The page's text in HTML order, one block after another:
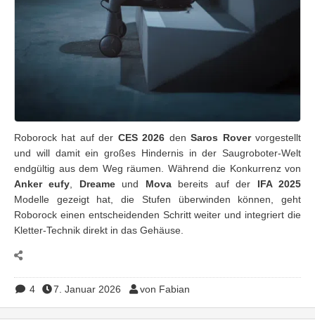
Roborock hat auf der CES 2026 denSaros Rovervorgestellt
und will damit ein großes Hindernis in der Saugroboter-Welt
endgültig aus dem Weg räumen. Während die Konkurrenz von
Anker eufy
Dreameund Movabereits auf der IFA 2025
Modelle gezeigt hat, die Stufen überwinden können, geht
Roborock einen entscheidenden Schritt weiter und integriert die
Kletter-Technik direkt in das Gehäuse.
4 7. Januar 2026 von Fabian